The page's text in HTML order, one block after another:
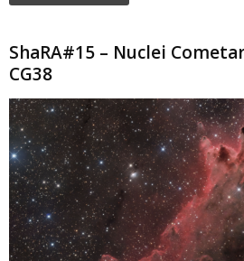
ShaRA#15 – Nuclei
CG38